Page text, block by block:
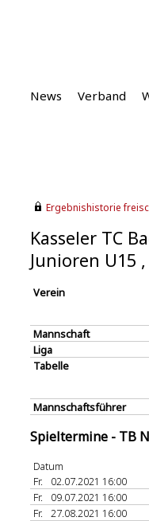
News Verband
Ergebnishistorie
Kasseler TC
Junioren U15
Verein
Mannschaft
Liga
Tabelle
Mannschaftsführer
Spieltermine - TB
Datum
Fr.
02.07.2021 16:00
Fr.
09.07.2021 16:00
Fr.
27.08.2021 16:00